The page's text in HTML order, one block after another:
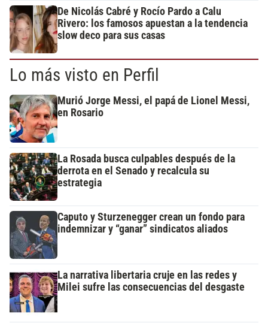
De Nicolás Cabré y Rocío Pardo a Calu
Rivero: los famosos apuestan a la tendencia
slow deco para sus casas
Lo más visto en Perfil
Murió Jorge Messi, el papá de Lionel Messi,
en Rosario
La Rosada busca culpables después de la
derrota en el Senado y recalcula su
estrategia
Caputo y Sturzenegger crean un fondo para
indemnizar y “ganar” sindicatos aliados
La narrativa libertaria cruje en las redes y
Milei sufre las consecuencias del desgaste